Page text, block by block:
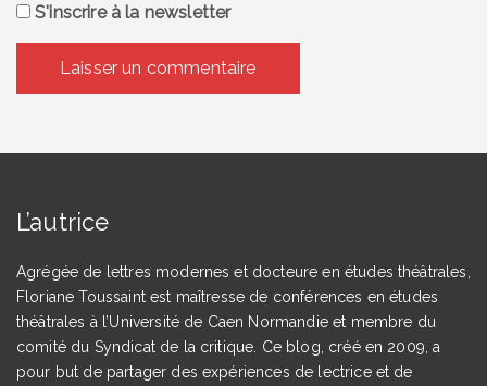
S'inscrire à la newsletter
L’autrice
Agrégée de lettres modernes et docteure en études théâtrales,
Floriane Toussaint est maîtresse de conférences en études
théâtrales à l’Université de Caen Normandie et membre du
comité du Syndicat de la critique. Ce blog, créé en 2009, a
pour but de partager des expériences de lectrice et de